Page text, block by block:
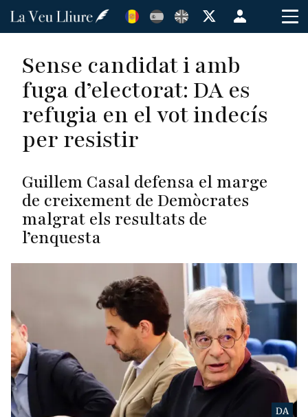
Vés
Menú
de
cuenta
de
usuario
Sense candidat i amb
fuga d’electorat: DA es
refugia en el vot indecís
per resistir
Guillem Casal defensa el marge
de creixement de Demòcrates
malgrat els resultats de
l’enquesta
DA